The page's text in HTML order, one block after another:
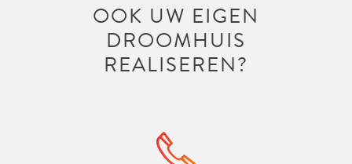
OOK UW EIGEN
DROOMHUIS
REALISEREN?